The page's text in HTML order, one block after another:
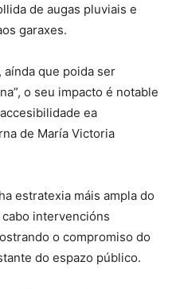
de augas pluviais e
garaxes.
que poida ser
o seu impacto é notable
ea
de María Victoria
estratexia máis ampla do
intervencións
o compromiso do
do espazo público.